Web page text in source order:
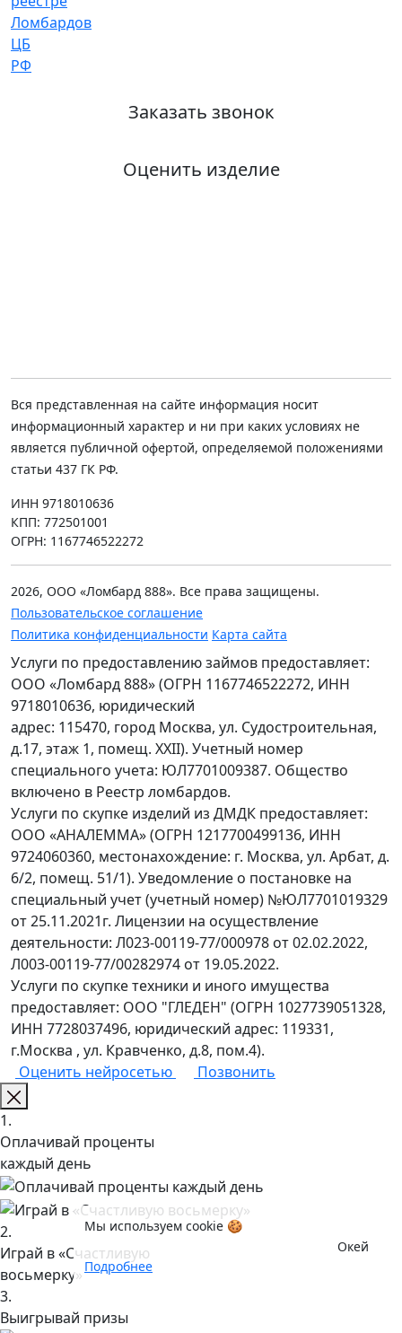
Заказать звонок
Оценить изделие
Вся представленная на сайте информация носит
информационный характер и ни при каких условиях не
является публичной офертой, определяемой положениями
статьи 437 ГК РФ.
ИНН 9718010636
КПП: 772501001
ОГРН: 1167746522272
2026, ООО «Ломбард 888». Все права защищены.
Пользовательское соглашение
Политика конфиденциальности Карта сайта
Услуги по предоставлению займов предоставляет:
ООО «Ломбард 888» (ОГРН 1167746522272, ИНН
9718010636, юридический
адрес: 115470, город Москва, ул. Судостроительная,
д.17, этаж 1, помещ. XXII). Учетный номер
специального учета: ЮЛ7701009387. Общество
включено в Реестр ломбардов.
Услуги по скупке изделий из ДМДК предоставляет:
ООО «АНАЛЕММА» (ОГРН 1217700499136, ИНН
9724060360, местонахождение: г. Москва, ул. Арбат, д.
6/2, помещ. 51/1). Уведомление о постановке на
специальный учет (учетный номер) №ЮЛ7701019329
от 25.11.2021г. Лицензии на осуществление
деятельности: Л023-00119-77/000978 от 02.02.2022,
Л003-00119-77/00282974 от 19.05.2022.
Услуги по скупке техники и иного имущества
предоставляет: ООО "ГЛЕДЕН" (ОГРН 1027739051328,
ИНН 7728037496, юридический адрес: 119331,
г.Москва , ул. Кравченко, д.8, пом.4).
Оценить нейросетью
Позвонить
Мы используем cookie 🍪
Подробнее
Окей
1.
Оплачивай проценты
каждый день
2.
Играй в «Счастливую
восьмерку»
3.
Выигрывай призы